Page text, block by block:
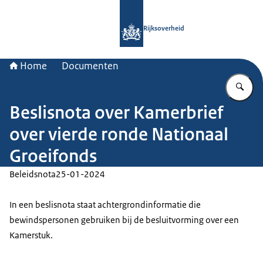
Rijksoverheid
Home Documenten
Beslisnota over Kamerbrief
over vierde ronde Nationaal
Groeifonds
Beleidsnota25-01-2024
In een beslisnota staat achtergrondinformatie die
bewindspersonen gebruiken bij de besluitvorming over een
Kamerstuk.